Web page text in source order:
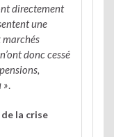
directement
une
donc cessé
».
la crise